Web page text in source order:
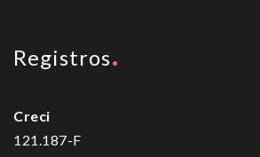
Registros
Creci
121.187-F